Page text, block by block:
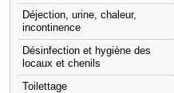
Déjection, urine, chaleur,
incontinence
Désinfection et hygiène des
locaux et chenils
Toilettage